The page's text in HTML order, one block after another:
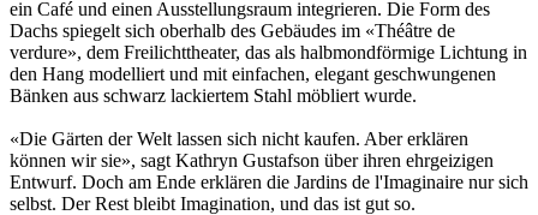
ein Café und einen Ausstellungsraum integrieren. Die Form des
Dachs spiegelt sich oberhalb des Gebäudes im «Théâtre de
verdure», dem Freilichttheater, das als halbmondförmige Lichtung in
den Hang modelliert und mit einfachen, elegant geschwungenen
Bänken aus schwarz lackiertem Stahl möbliert wurde.
«Die Gärten der Welt lassen sich nicht kaufen. Aber erklären
können wir sie», sagt Kathryn Gustafson über ihren ehrgeizigen
Entwurf. Doch am Ende erklären die Jardins de l'Imaginaire nur sich
selbst. Der Rest bleibt Imagination, und das ist gut so.